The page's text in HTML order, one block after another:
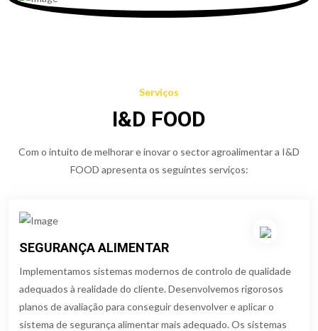
Serviços
I&D FOOD
Com o intuito de melhorar e inovar o sector agroalimentar a I&D
FOOD apresenta os seguintes serviços:
SEGURANÇA ALIMENTAR
Implementamos sistemas modernos de controlo de qualidade
adequados à realidade do cliente. Desenvolvemos rigorosos
planos de avaliação para conseguir desenvolver e aplicar o
sistema de segurança alimentar mais adequado. Os sistemas